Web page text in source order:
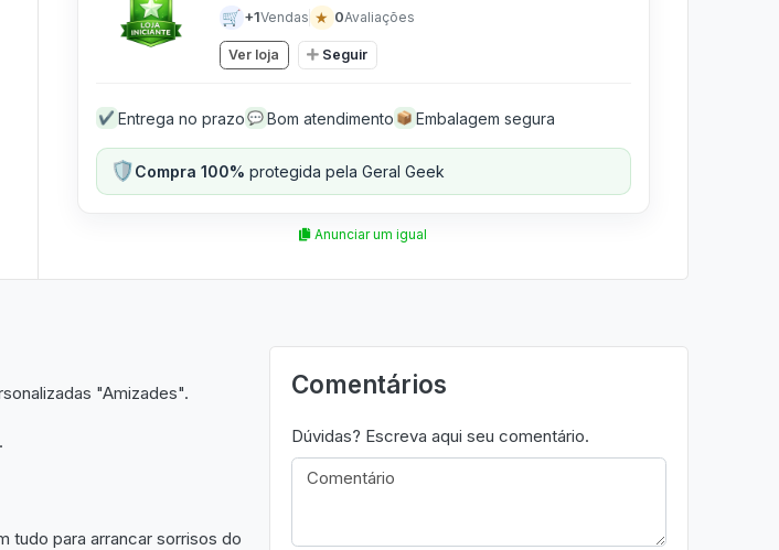
🛒 +1Vendas ★ 0Avaliações
Ver loja Seguir
✔ Entrega no prazo 💬 Bom atendimento 📦 Embalagem segura
🛡️Compra 100% protegida pela Geral Geek
Anunciar um igual
"Amizades".
tudo para arrancar sorrisos do
Comentários
Dúvidas? Escreva aqui seu comentário.